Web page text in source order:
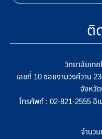
ติ
วิทยาลัยเ
เลขที่ 10 ซอยงามวงศ์วาน
จังหวั
โทรศัพท์ : 02-821-2555 อี
จำนวน